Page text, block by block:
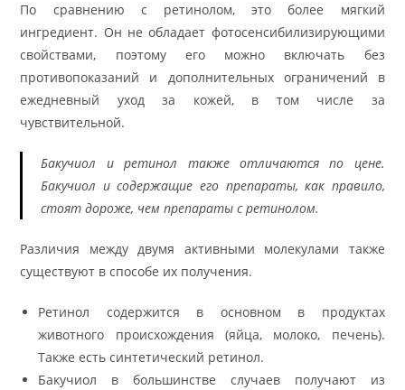
По сравнению с ретинолом, это более мягкий
ингредиент. Он не обладает фотосенсибилизирующими
свойствами, поэтому его можно включать без
противопоказаний и дополнительных ограничений в
ежедневный уход за кожей, в том числе за
чувствительной.
Бакучиол и ретинол также отличаются по цене.
Бакучиол и содержащие его препараты, как правило,
стоят дороже, чем препараты с ретинолом.
Различия между двумя активными молекулами также
существуют в способе их получения.
Ретинол содержится в основном в продуктах
животного происхождения (яйца, молоко, печень).
Также есть синтетический ретинол.
Бакучиол в большинстве случаев получают из